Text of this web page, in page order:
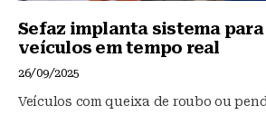
Sefaz implanta sistema
veículos em tempo real
26/09/2025
Veículos com queixa de roubo ou